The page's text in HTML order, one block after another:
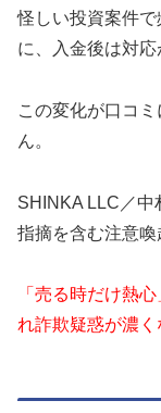
怪しい投資案件
に、入金後は対応
この変化が口コ
ん。
SHINKA LLC／中
指摘を含む注意喚
「売る時だけ熱
れ詐欺疑惑が濃く